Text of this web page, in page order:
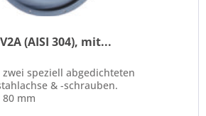
(AISI 304), mit...
speziell abgedichteten
& -schrauben.
mm